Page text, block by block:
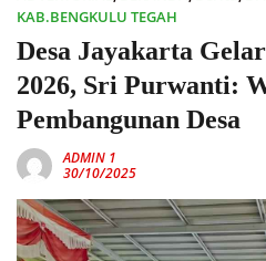
KAB.BENGKULU TEGAH
Desa Jayakarta
2026, Sri Purwanti:
Pembangunan Desa
ADMIN 1
30/10/2025